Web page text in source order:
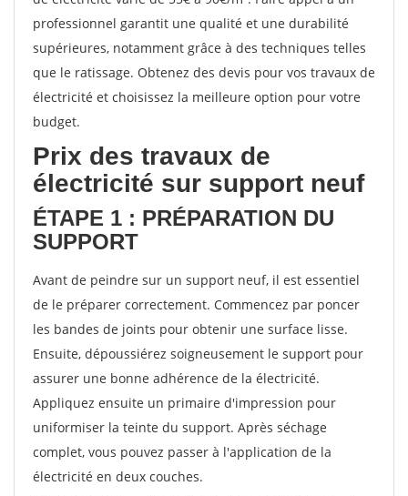
professionnel garantit une qualité et une durabilité
supérieures, notamment grâce à des techniques telles
que le ratissage. Obtenez des devis pour vos travaux de
électricité et choisissez la meilleure option pour votre
budget.
Prix des travaux de
électricité sur support neuf
ÉTAPE 1 : PRÉPARATION DU
SUPPORT
Avant de peindre sur un support neuf, il est essentiel
de le préparer correctement. Commencez par poncer
les bandes de joints pour obtenir une surface lisse.
Ensuite, dépoussiérez soigneusement le support pour
assurer une bonne adhérence de la électricité.
Appliquez ensuite un primaire d'impression pour
uniformiser la teinte du support. Après séchage
complet, vous pouvez passer à l'application de la
électricité en deux couches.